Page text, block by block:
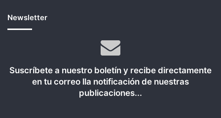
Newsletter
Suscríbete a nuestro boletín y recibe directamente
en tu correo lla notificación de nuestras
publicaciones...